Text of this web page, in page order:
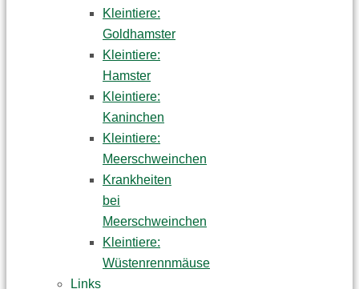
Kleintiere:
Goldhamster
Kleintiere:
Hamster
Kleintiere:
Kaninchen
Kleintiere:
Meerschweinchen
Krankheiten
bei
Meerschweinchen
Kleintiere:
Wüstenrennmäuse
Links